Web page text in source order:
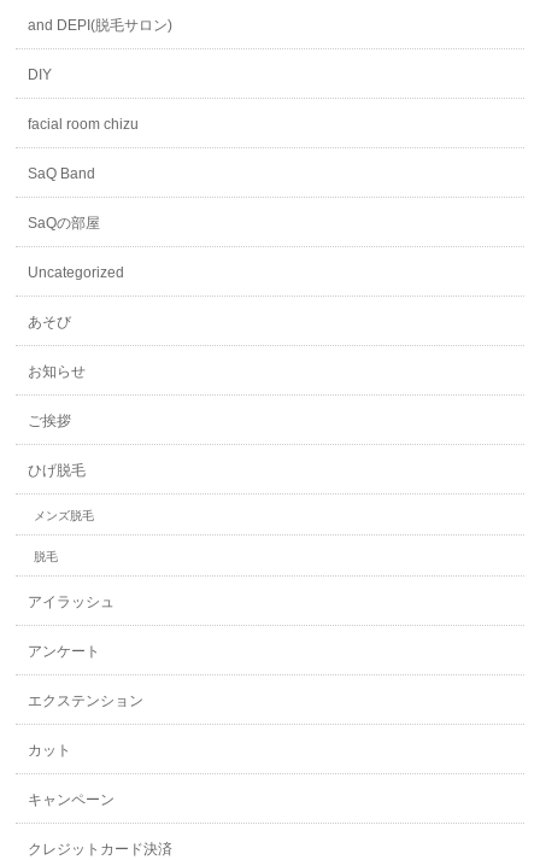
and DEPI(脱毛サロン)
DIY
facial room chizu
SaQ Band
SaQの部屋
Uncategorized
あそび
お知らせ
ご挨拶
ひげ脱毛
メンズ脱毛
脱毛
アイラッシュ
アンケート
エクステンション
カット
キャンペーン
クレジットカード決済